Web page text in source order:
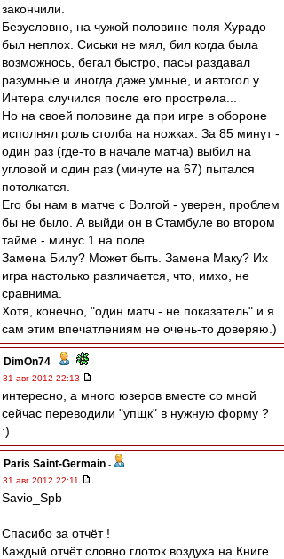
закончили.
Безусловно, на чужой половине поля Хурадо
был неплох. Сиськи не мял, бил когда была
возможнось, бегал быстро, пасы раздавал
разумные и иногда даже умные, и автогол у
Интера случился после его прострела...
Но на своей половине да при игре в обороне
исполнял роль столба на ножках. За 85 минут -
один раз (где-то в начале матча) выбил на
угловой и один раз (минуте на 67) пытался
потолкатся.
Его бы нам в матче с Волгой - уверен, проблем
бы не было. А выйди он в Стамбуле во втором
тайме - минус 1 на поле.
Замена Билу? Может быть. Замена Маку? Их
игра настолько различается, что, имхо, не
сравнима.
Хотя, конечно, "один матч - не показатель" и я
сам этим впечатлениям не очень-то доверяю.)
DimOn74 -
31 авг 2012 22:13
интересно, а много юзеров вместе со мной
сейчас переводили "упщк" в нужную форму ?
:)
Paris Saint-Germain -
31 авг 2012 22:11
Savio_Spb
Спасибо за отчёт !
Каждый отчёт словно глоток воздуха на Книге.